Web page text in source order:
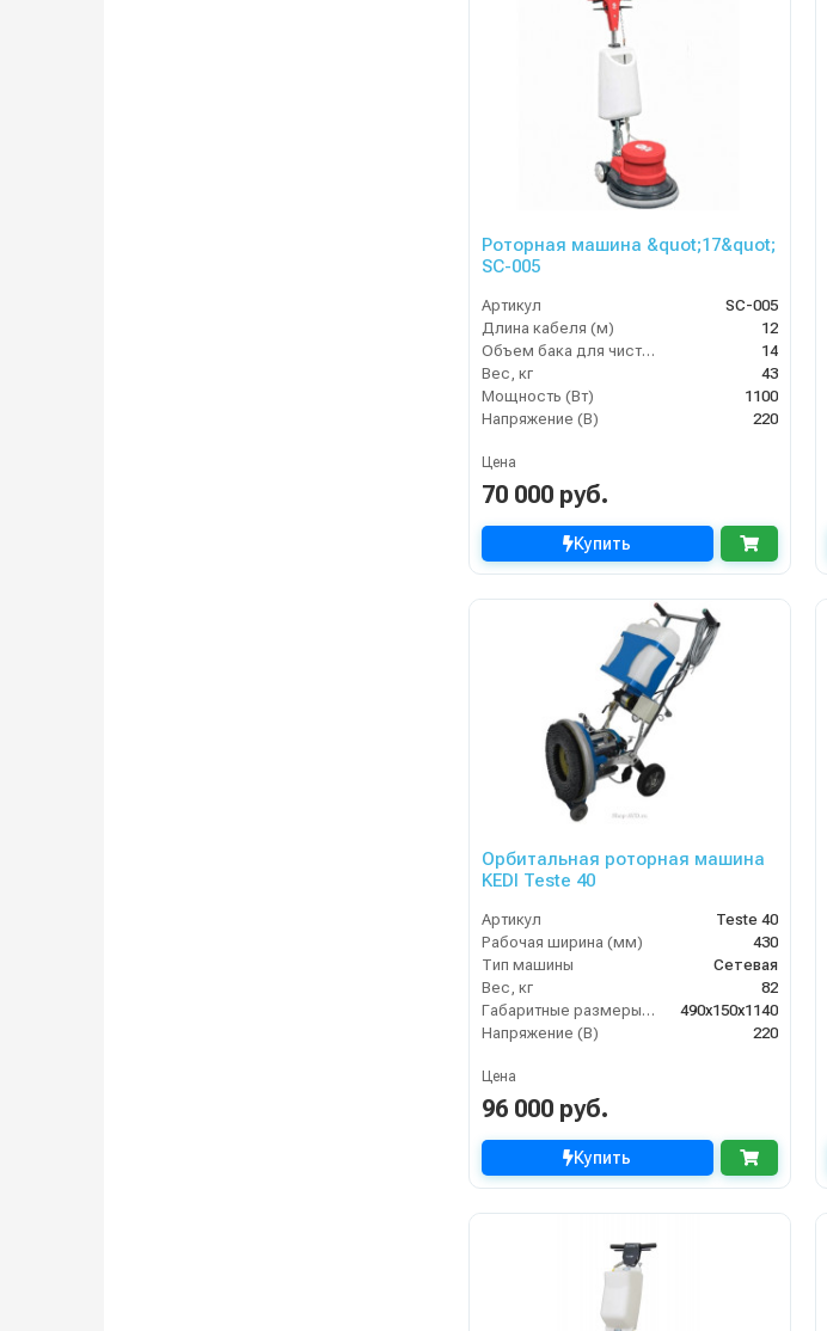
Роторная машина &quot;17&quot;
SC-005
Артикул
SC-005
Длина кабеля (м)
12
Объем бака для чистой воды, л
14
Вес, кг
43
Мощность (Вт)
1100
Напряжение (В)
220
Цена
70 000 руб.
Купить
Орбитальная роторная машина
KEDI Teste 40
Артикул
Teste 40
Рабочая ширина (мм)
430
Тип машины
Сетевая
Вес, кг
82
Габаритные размеры, мм
490x150x1140
Напряжение (В)
220
Цена
96 000 руб.
Купить